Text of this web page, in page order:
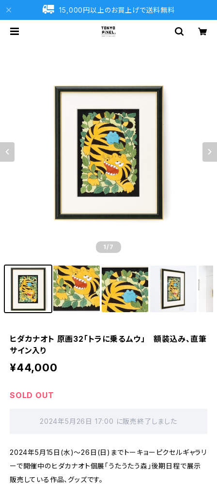
15,000円以上のお買上げで送料無料
1 /7
ヒダカナオト 原画32「トラに乗るムウ」 額装込み、直筆
サイン入り
¥44,000
SOLD OUT
2024年5月26日 17:00 に販売終了しました
2024年5月15日(水)〜26日(日)までトーキョーピクセルギャラリ
ーで開催中のヒダカナオト個展「うたうたう森」後期日程で展示
販売している作品、グッズです。